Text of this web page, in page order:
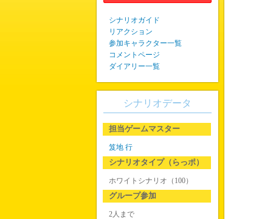
シナリオガイド
リアクション
参加キャラクター一覧
コメントページ
ダイアリー一覧
シナリオデータ
担当ゲームマスター
笈地 行
シナリオタイプ（らっポ）
ホワイトシナリオ（100）
グループ参加
2人まで